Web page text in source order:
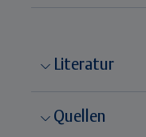
Literatur
Quellen